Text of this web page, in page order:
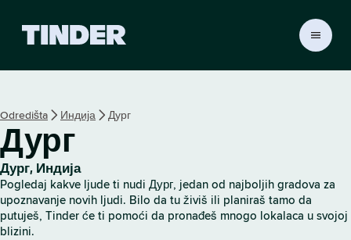
r
e
t
n
Odredišta Индија Дург
Дург
Дург, Индија
Pogledaj kakve ljude ti nudi Дург, jedan od najboljih gradova za
upoznavanje novih ljudi. Bilo da tu živiš ili planiraš tamo da
putuješ, Tinder će ti pomoći da pronađeš mnogo lokalaca u svojoj
blizini.